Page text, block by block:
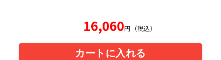
16,060円（税込）
カートに入れる